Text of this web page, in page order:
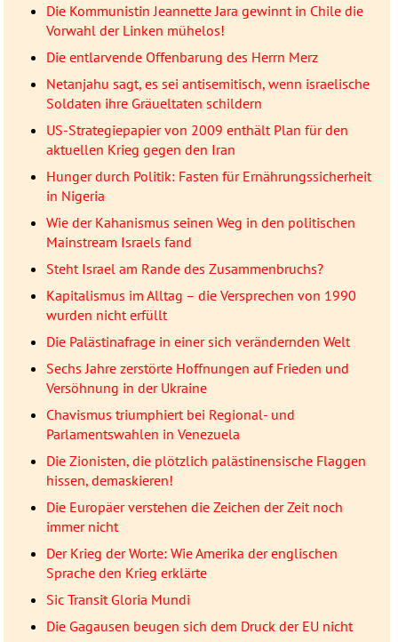
Die Kommunistin Jeannette Jara gewinnt in Chile die
Vorwahl der Linken mühelos!
Die entlarvende Offenbarung des Herrn Merz
Netanjahu sagt, es sei antisemitisch, wenn israelische
Soldaten ihre Gräueltaten schildern
US-Strategiepapier von 2009 enthält Plan für den
aktuellen Krieg gegen den Iran
Hunger durch Politik: Fasten für Ernährungssicherheit
in Nigeria
Wie der Kahanismus seinen Weg in den politischen
Mainstream Israels fand
Steht Israel am Rande des Zusammenbruchs?
Kapitalismus im Alltag – die Versprechen von 1990
wurden nicht erfüllt
Die Palästinafrage in einer sich verändernden Welt
Sechs Jahre zerstörte Hoffnungen auf Frieden und
Versöhnung in der Ukraine
Chavismus triumphiert bei Regional- und
Parlamentswahlen in Venezuela
Die Zionisten, die plötzlich palästinensische Flaggen
hissen, demaskieren!
Die Europäer verstehen die Zeichen der Zeit noch
immer nicht
Der Krieg der Worte: Wie Amerika der englischen
Sprache den Krieg erklärte
Sic Transit Gloria Mundi
Die Gagausen beugen sich dem Druck der EU nicht